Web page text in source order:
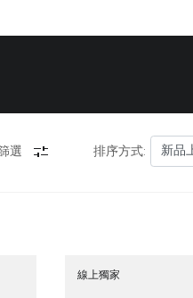
選 排序方式:
線上獨家